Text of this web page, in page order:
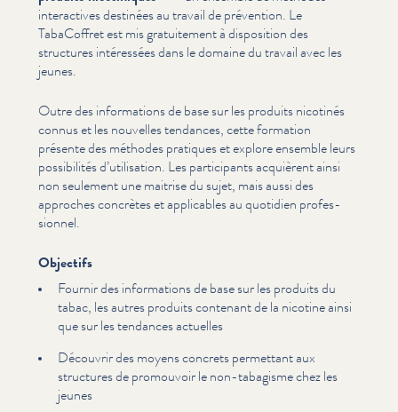
inter­ac­tives destinées au travail de prévention. Le
TabaCoffret est mis gra­tu­ite­ment à disposition des
structures intéressées dans le domaine du travail avec les
jeunes.
Outre des infor­ma­tions de base sur les produits nicotinés
connus et les nouvelles tendances, cette formation
présente des méthodes pratiques et explore ensemble leurs
pos­si­bil­ités d’u­til­i­sa­tion. Les par­tic­i­pants acquièrent ainsi
non seulement une maitrise du sujet, mais aussi des
approches concrètes et applicables au quotidien pro­fes­
sion­nel.
Objectifs
Fournir des infor­ma­tions de base sur les produits du
tabac, les autres produits contenant de la nicotine ainsi
que sur les tendances actuelles
Découvrir des moyens concrets permettant aux
structures de promouvoir le non-tabagisme chez les
jeunes